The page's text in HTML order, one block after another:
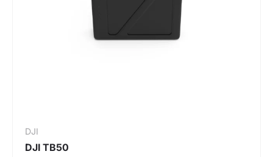
DJI
DJI TB50